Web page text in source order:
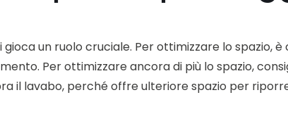
un ruolo cruciale. Per ottimizzare lo spazio,
Per ottimizzare ancora di più lo spazio,
il lavabo, perché offre ulteriore spazio per